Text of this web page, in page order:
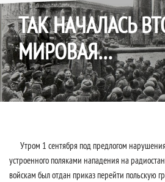
ТАК НАЧАЛАСЬ
МИРОВАЯ…
Утром 1 сентября под предлогом
устроенного поляками нападения на
войскам был отдан приказ перейти польскую